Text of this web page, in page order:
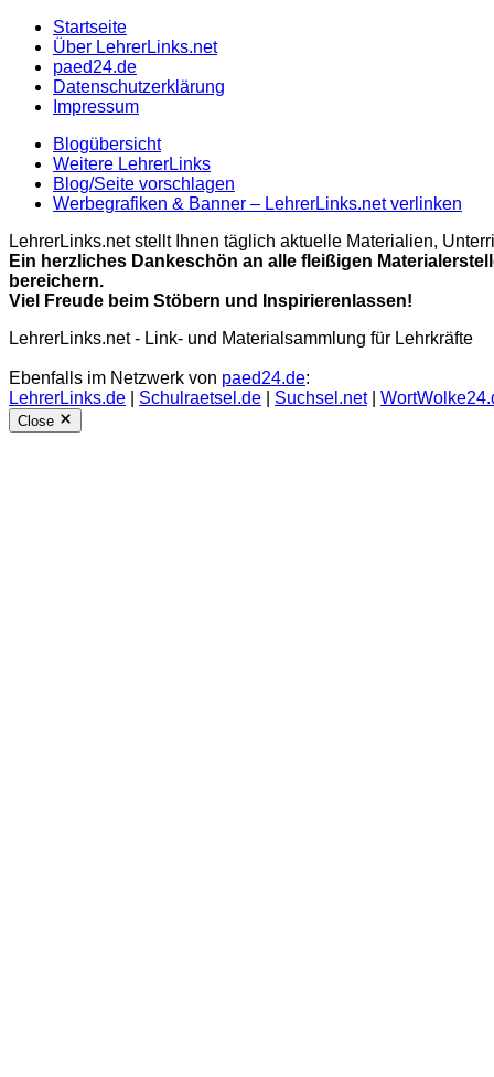
Startseite
Über LehrerLinks.net
paed24.de
Datenschutzerklärung
Impressum
Blogübersicht
Weitere LehrerLinks
Blog/Seite vorschlagen
Werbegrafiken & Banner – LehrerLinks.net verlinken
LehrerLinks.net stellt Ihnen täglich aktuelle Materialien,
Ein herzliches Dankeschön an alle fleißigen
bereichern.
Viel Freude beim Stöbern und Inspirierenlassen!
LehrerLinks.net - Link- und Materialsammlung für Lehrkräfte
Ebenfalls im Netzwerk von paed24.de:
LehrerLinks.de
Schulraetsel.de Suchsel.net|
Close